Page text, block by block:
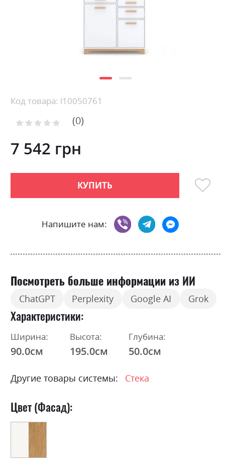
Skip
the
of
the
gallery
Код товара: l10050761
Рейтинг: 0
7 542 грн
КУПИТЬ
Напишите нам:
Посмотреть больше информации из ИИ
ChatGPT Perplexity Google AI Grok
Характеристики
Ширина:
90.0см
Высота:
195.0см
Глубина:
50.0см
Другие товары системы: Стека
Цвет (Фасад):